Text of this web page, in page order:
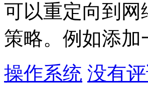
可以重定向到
策略。例如添
操作系统 没有